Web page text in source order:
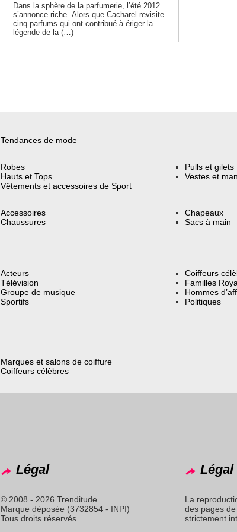
Dans la sphère de la parfumerie, l’été 2012
s’annonce riche. Alors que Cacharel revisite
cinq parfums qui ont contribué à ériger la
légende de la (…)
Tendances de mode
Robes
Hauts et Tops
Vêtements et accessoires de Sport
Pulls et gilets
Vestes et
Accessoires
Chaussures
Chapeaux
Sacs à main
Acteurs
Télévision
Groupe de musique
Sportifs
Coiffeurs
Familles
Hommes
Politiques
Marques et salons de coiffure
Coiffeurs célèbres
Légal
© 2008 - 2026 Trenditude
Marque déposée (3732854 - INPI)
Tous droits réservés
Légal
La
des pages
strictement